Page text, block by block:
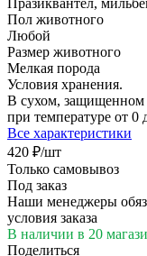
Пол животного
Любой
Размер животного
Мелкая порода
Условия хранения.
В сухом, защищенном
при температуре от 0
Все характеристики
420 ₽/шт
Только самовывоз
Под заказ
Наши менеджеры
условия заказа
В наличии в 20
Поделиться